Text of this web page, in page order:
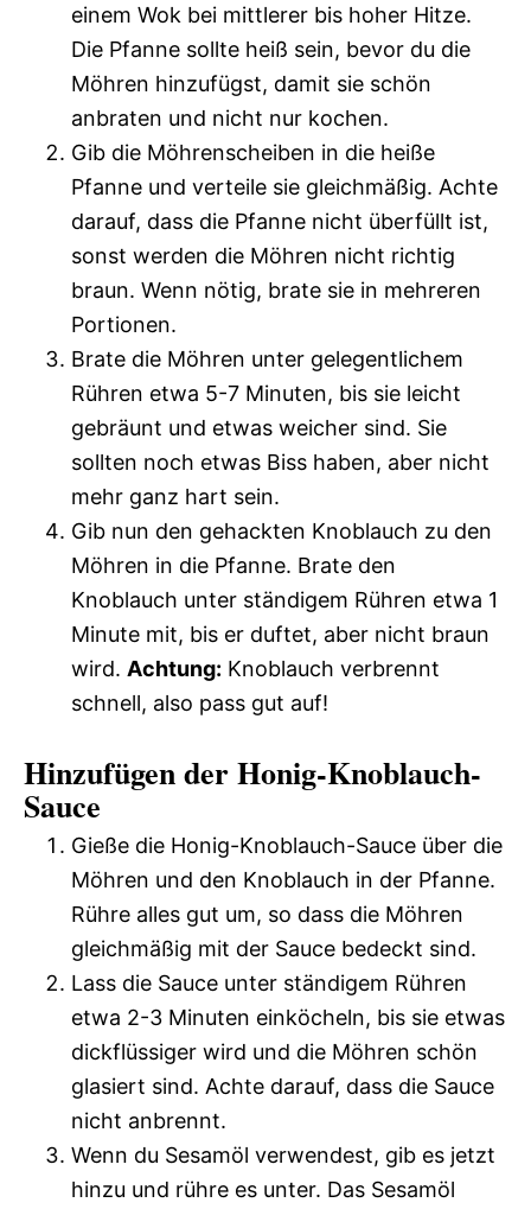
einem Wok bei mittlerer bis hoher Hitze.
Die Pfanne sollte heiß sein, bevor du die
Möhren hinzufügst, damit sie schön
anbraten und nicht nur kochen.
Gib die Möhrenscheiben in die heiße
Pfanne und verteile sie gleichmäßig. Achte
darauf, dass die Pfanne nicht überfüllt ist,
sonst werden die Möhren nicht richtig
braun. Wenn nötig, brate sie in mehreren
Portionen.
Brate die Möhren unter gelegentlichem
Rühren etwa 5-7 Minuten, bis sie leicht
gebräunt und etwas weicher sind. Sie
sollten noch etwas Biss haben, aber nicht
mehr ganz hart sein.
Gib nun den gehackten Knoblauch zu den
Möhren in die Pfanne. Brate den
Knoblauch unter ständigem Rühren etwa 1
Minute mit, bis er duftet, aber nicht braun
wird. Achtung: Knoblauch verbrennt
schnell, also pass gut auf!
Hinzufügen der Honig-Knoblauch-
Sauce
Gieße die Honig-Knoblauch-Sauce über die
Möhren und den Knoblauch in der Pfanne.
Rühre alles gut um, so dass die Möhren
gleichmäßig mit der Sauce bedeckt sind.
Lass die Sauce unter ständigem Rühren
etwa 2-3 Minuten einköcheln, bis sie etwas
dickflüssiger wird und die Möhren schön
glasiert sind. Achte darauf, dass die Sauce
nicht anbrennt.
Wenn du Sesamöl verwendest, gib es jetzt
hinzu und rühre es unter. Das Sesamöl